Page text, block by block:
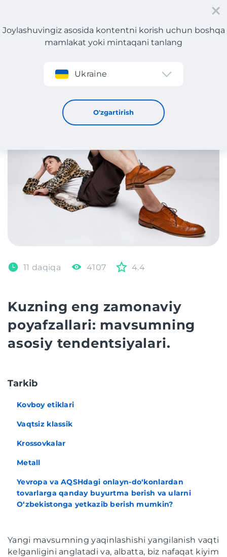
Roʻyxatdan oʻtish
Joylashuvingiz asosida kontentni korish uchun boshqa
mamlakat yoki mintaqani tanlang
Ukraine
O'zgartirish
Kuzning eng zamonaviy poyafzallari: mavsumning asosiy
tendentsiyalari.
11 daqiqa 4107 4.4
Kuzning eng zamonaviy
poyafzallari: mavsumning
asosiy tendentsiyalari.
Tarkib
Kovboy etiklari
Vaqtsiz klassik
Krossovkalar
Metall
Yevropa va AQSHdagi onlayn-do‘konlardan
tovarlarga qanday buyurtma berish va ularni
O‘zbekistonga yetkazib berish mumkin?
Yangi mavsumning yaqinlashishi yangilanish vaqti
kelganligini anglatadi va, albatta, biz nafaqat kiyim